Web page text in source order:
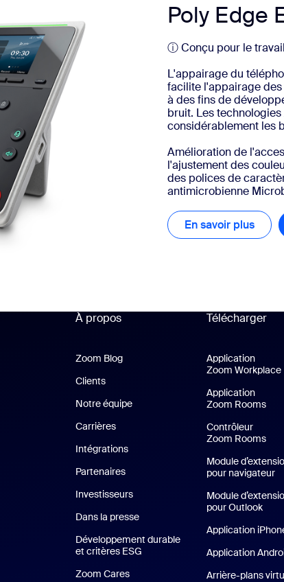
Poly Edge
ⓘ Conçu pour le
L'appairage du
facilite l'appairage
à des fins de
bruit. Les
considérablement les
Amélioration de
l'ajustement des
des polices de
antimicrobienne
En savoir plus En
À propos
Zoom Blog
Clients
Notre équipe
Carrières
Intégrations
Partenaires
Investisseurs
Dans la presse
Développement durable
et critères ESG Développement durable et
Zoom Cares
Télécharger
Application
Zoom Workplace
Application
Zoom Rooms
Contrôleur
Zoom Rooms
Module
pour navigateur
Module
pour Outlook
Application
Application
Arrière-plans